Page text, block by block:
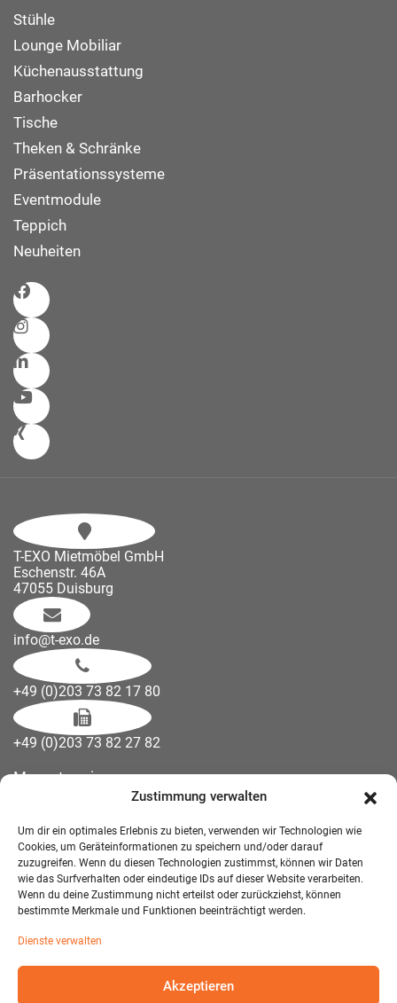
Zustimmung verwalten
Um dir ein optimales Erlebnis zu bieten, verwenden wir Technologien wie
Cookies, um Geräteinformationen zu speichern und/oder darauf
zuzugreifen. Wenn du diesen Technologien zustimmst, können wir Daten
wie das Surfverhalten oder eindeutige IDs auf dieser Website verarbeiten.
Wenn du deine Zustimmung nicht erteilst oder zurückziehst, können
bestimmte Merkmale und Funktionen beeinträchtigt werden.
Dienste verwalten
Akzeptieren
Stühle
Lounge Mobiliar
Küchenausstattung
Barhocker
Tische
Theken & Schränke
Präsentationssysteme
Eventmodule
Teppich
Neuheiten
T-EXO Mietmöbel GmbH
Eschenstr. 46A
47055 Duisburg
info@t-exo.de
+49 (0)203 73 82 17 80
+49 (0)203 73 82 27 82
Messetermine
Downloads
Wandelemente
Über uns
Impressum
Datenschutzerklärung